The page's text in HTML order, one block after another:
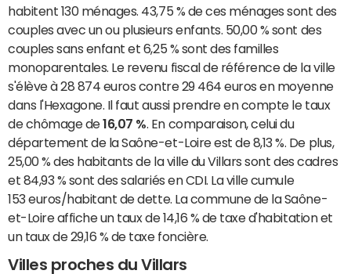
habitent 130 ménages. 43,75 % de ces ménages sont des
couples avec un ou plusieurs enfants. 50,00 % sont des
couples sans enfant et 6,25 % sont des familles
monoparentales. Le revenu fiscal de référence de la ville
s'élève à 28 874 euros contre 29 464 euros en moyenne
dans l'Hexagone. Il faut aussi prendre en compte le taux
de chômage de16,07 % . En comparaison, celui du
département de la Saône-et-Loire est de 8,13 %. De plus,
25,00 % des habitants de la ville du Villars sont des cadres
et 84,93 % sont des salariés en CDI. La ville cumule
153 euros/habitant de dette. La commune de la Saône-
et-Loire affiche un taux de 14,16 % de taxe d'habitation et
un taux de 29,16 % de taxe foncière.
Villes proches du Villars